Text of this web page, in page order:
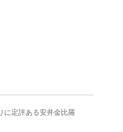
定評ある安井金比羅